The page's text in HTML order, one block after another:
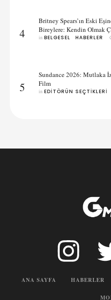
4
Britney Spears’ın Eski
Bireylere: Kendin Olmak
in BELGESEL HABERLER
5
Sundance 2026: Mutlaka
Film
in EDITÖRÜN SEÇTIKLERI
ANA SAYFA HABERLER